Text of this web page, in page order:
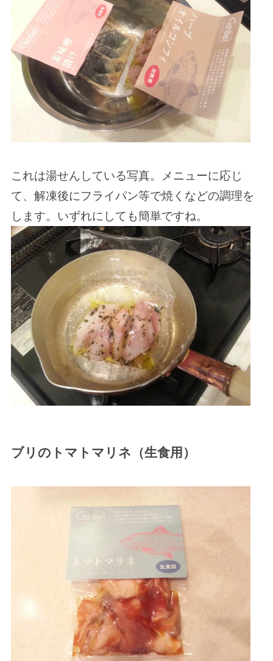
これは湯せんしている写真。メニューに応じ
て、解凍後にフライパン等で焼くなどの調理を
します。いずれにしても簡単ですね。
ブリのトマトマリネ（生食用）